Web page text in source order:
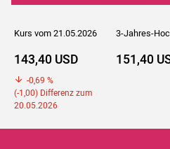
Kurs vom 21.05.2026 3-Jahres-
143,40 USD
-0,69 %
(-1,00) Differenz zum
20.05.2026
151,40